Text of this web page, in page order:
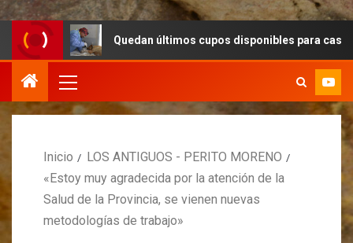
Quedan últimos cupos disponibles para castraciones
Inicio
LOS ANTIGUOS - PERITO MORENO
«Estoy muy agradecida por la atención de la
Salud de la Provincia, se vienen nuevas
metodologías de trabajo»